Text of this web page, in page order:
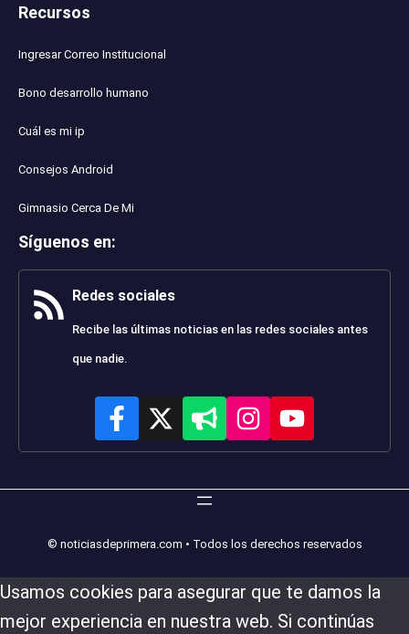
Recursos
Ingresar Correo Institucional
Bono desarrollo humano
Cuál es mi ip
Consejos Android
Gimnasio Cerca De Mi
Síguenos en:
Redes sociales
Recibe las últimas noticias en las redes sociales antes
que nadie.
© noticiasdeprimera.com • Todos los derechos reservados
Usamos cookies para asegurar que te damos la
mejor experiencia en nuestra web. Si continúas